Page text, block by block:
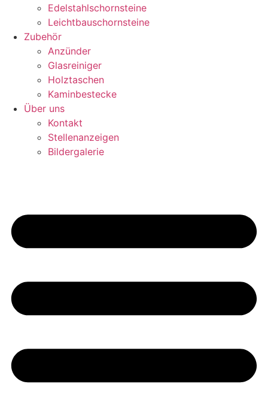
Edelstahlschornsteine
Leichtbauschornsteine
Zubehör
Anzünder
Glasreiniger
Holztaschen
Kaminbestecke
Über uns
Kontakt
Stellenanzeigen
Bildergalerie